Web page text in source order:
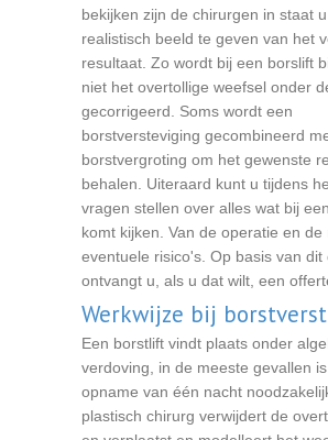
bekijken zijn de chirurgen in staat
realistisch beeld te geven van het
resultaat. Zo wordt bij een borslift
niet het overtollige weefsel onder
gecorrigeerd. Soms wordt een
borstversteviging gecombineerd
borstvergroting om het gewenste
behalen. Uiteraard kunt u tijdens
vragen stellen over alles wat bij
komt kijken. Van de operatie en de
eventuele risico's. Op basis van dit
ontvangt u, als u dat wilt, een
Werkwijze bij
Een borstlift vindt plaats onder
verdoving, in de meeste gevallen
opname van één nacht
plastisch chirurg verwijdert de